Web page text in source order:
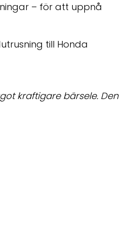
– för att uppnå
till Honda
kraftigare bärsele. Den